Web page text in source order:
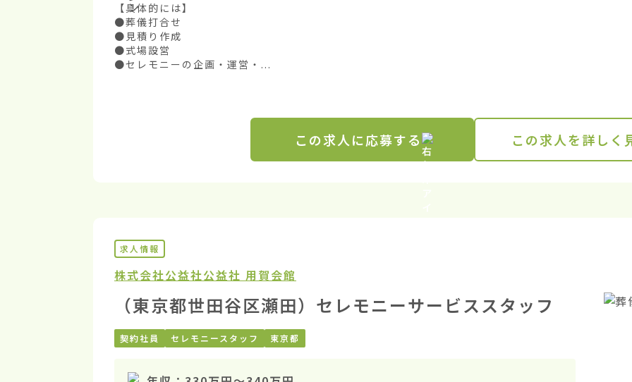
【具体的には】
●葬儀打合せ
●見積り作成
●式場設営
●セレモニーの企画・運営・...
この求人に応募する この求人を詳しく
求人情報
株式会社公益社公益社 用賀会館
（東京都世田谷区瀬田）セレモニーサービススタッフ
契約社員 セレモニースタッフ 東京都